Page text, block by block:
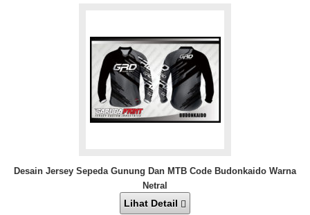
Desain Jersey Sepeda Gunung Dan MTB Code Budonkaido Warna
Netral
Lihat Detail